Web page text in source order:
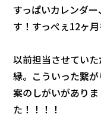
すっぱいカレンダ
す！すっぺぇ12ヶ
以前担当させてい
縁。こういった繋
案のしがいがあり
た！！！！